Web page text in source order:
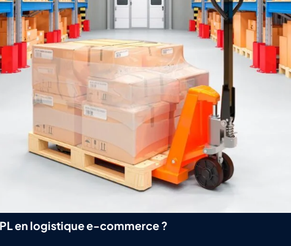
en logistique e-commerce ?